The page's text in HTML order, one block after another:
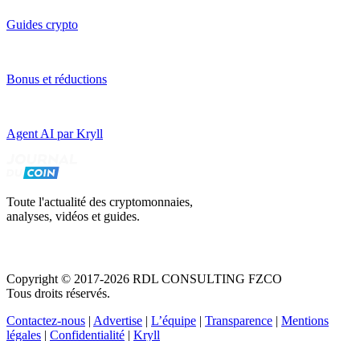
Guides crypto
Bonus et réductions
Agent AI par Kryll
Toute l'actualité des cryptomonnaies,
analyses, vidéos et guides.
Copyright © 2017-2026 RDL CONSULTING FZCO
Tous droits réservés.
Contactez-nous | Advertise | L’équipe | Transparence | Mentions
légales | Confidentialité | Kryll